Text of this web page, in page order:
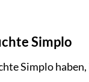
Simplo
Simplo